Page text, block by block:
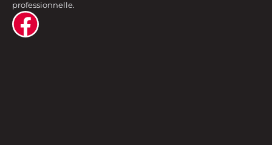
professionnelle.